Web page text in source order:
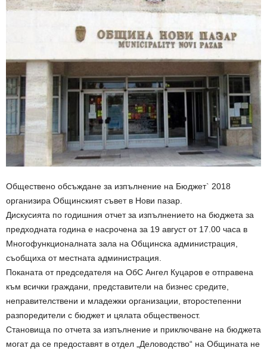
Обществено обсъждане за изпълнение на Бюджет` 2018
организира Общинският съвет в Нови пазар.
Дискусията по годишния отчет за изпълнението на бюджета за
предходната година е насрочена за 19 август от 17.00 часа в
Многофункционалната зала на Общинска администрация,
съобщиха от местната администрация.
Поканата от председателя на ОбС Ангел Куцаров е отправена
към всички граждани, представители на бизнес средите,
неправителствени и младежки организации, второстепенни
разпоредители с бюджет и цялата общественост.
Становища по отчета за изпълнение и приключване на бюджета
могат да се предоставят в отдел „Деловодство“ на Общината не